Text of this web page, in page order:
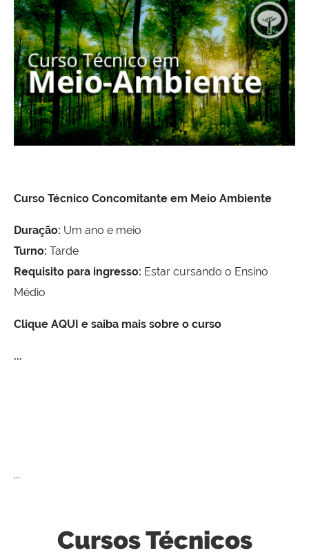
Curso Técnico Concomitante em Meio Ambiente
Duração: Um ano e meio
Turno: Tarde
Requisito para ingresso: Estar cursando o Ensino
Médio
Clique AQUI e saiba mais sobre o curso
...
...
Cursos Técnicos